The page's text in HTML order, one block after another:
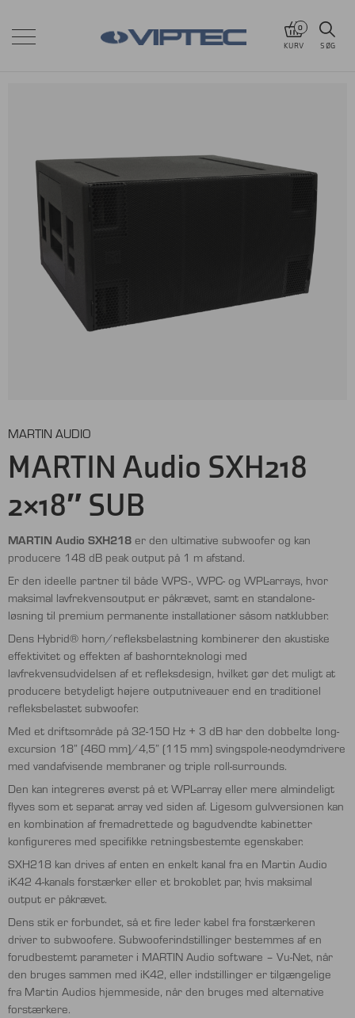
0
KURV
SØG
MARTIN AUDIO
MARTIN Audio SXH218
2×18″ SUB
MARTIN Audio SXH218 er den ultimative subwoofer og kan
producere 148 dB peak output på 1 m afstand.
Er den ideelle partner til både WPS-, WPC- og WPL-arrays, hvor
maksimal lavfrekvensoutput er påkrævet, samt en standalone-
løsning til premium permanente installationer såsom natklubber.
Dens Hybrid® horn/refleksbelastning kombinerer den akustiske
effektivitet og effekten af ​​bashornteknologi med
lavfrekvensudvidelsen af ​​et refleksdesign, hvilket gør det muligt at
producere betydeligt højere outputniveauer end en traditionel
refleksbelastet subwoofer.
Med et driftsområde på 32-150 Hz + 3 dB har den dobbelte long-
excursion 18” (460 mm)/4,5” (115 mm) svingspole-neodymdrivere
med vandafvisende membraner og triple roll-surrounds.
Den kan integreres øverst på et WPL-array eller mere almindeligt
flyves som et separat array ved siden af. Ligesom gulvversionen kan
en kombination af fremadrettede og bagudvendte kabinetter
konfigureres med specifikke retningsbestemte egenskaber.
SXH218 kan drives af enten en enkelt kanal fra en Martin Audio
iK42 4-kanals forstærker eller et brokoblet par, hvis maksimal
output er påkrævet.
Dens stik er forbundet, så et fire leder kabel fra forstærkeren
driver to subwoofere. Subwooferindstillinger bestemmes af en
forudbestemt parameter i MARTIN Audio software – Vu-Net, når
den bruges sammen med iK42, eller indstillinger er tilgængelige
fra Martin Audios hjemmeside, når den bruges med alternative
forstærkere.